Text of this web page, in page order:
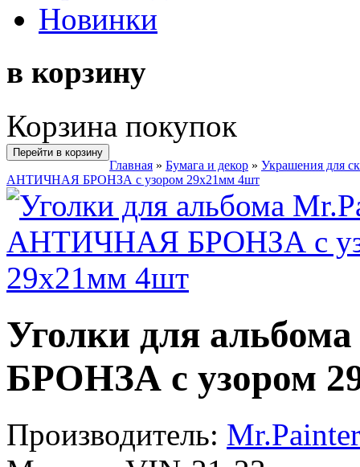
Новинки
в корзину
Корзина покупок
Перейти в корзину
Главная » Бумага и декор » Украшения для
АНТИЧНАЯ БРОНЗА с узором 29х21мм 4шт
Уголки для
БРОНЗА с узором
Производитель: Mr.Painter